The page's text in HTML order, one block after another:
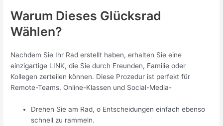
Warum Dieses Glücksrad
Wählen?
Nachdem Sie Ihr Rad erstellt haben, erhalten Sie eine
einzigartige LINK, die Sie durch Freunden, Familie oder
Kollegen zerteilen können. Diese Prozedur ist perfekt für
Remote-Teams, Online-Klassen und Social-Media-
Drehen Sie am Rad, o Entscheidungen einfach ebenso
schnell zu rammeln.